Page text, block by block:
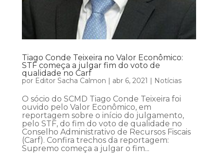
Tiago Conde Teixeira no Valor Econômico:
STF começa a julgar fim do voto de
qualidade no Carf
por Editor Sacha Calmon | abr 6, 2021 | Notícias
O sócio do SCMD Tiago Conde Teixeira foi
ouvido pelo Valor Econômico, em
reportagem sobre o início do julgamento,
pelo STF, do fim do voto de qualidade no
Conselho Administrativo de Recursos Fiscais
(Carf). Confira trechos da reportagem:
Supremo começa a julgar o fim...